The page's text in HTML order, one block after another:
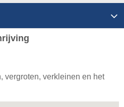
vergroten, verkleinen en het